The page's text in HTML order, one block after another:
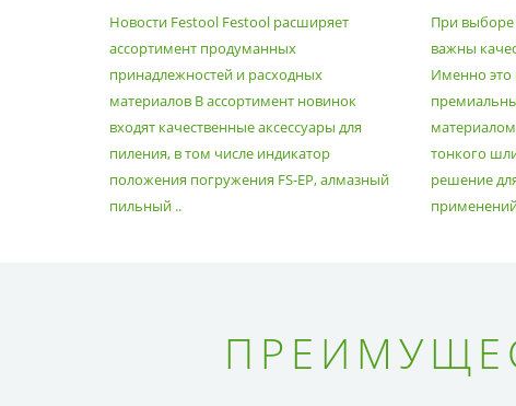
ПРИНАДЛЕЖНОСТЕЙ И
РАСХОДНЫХ МАТЕРИАЛОВ
Новости Festool Festool расширяет
ассортимент продуманных
принадлежностей и расходных
материалов В ассортимент новинок
входят качественные аксессуары для
пиления, в том числе индикатор
положения погружения FS-EP, алмазный
пильный ..
При
важны
Именно это
тонкого
решение